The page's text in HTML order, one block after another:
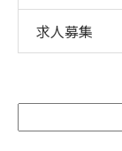
求人募集